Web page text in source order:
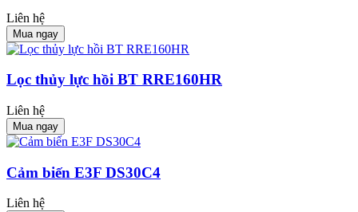
Liên hệ
Mua ngay
Lọc thủy lực hồi BT RRE160HR
Liên hệ
Mua ngay
Cảm biến E3F DS30C4
Liên hệ